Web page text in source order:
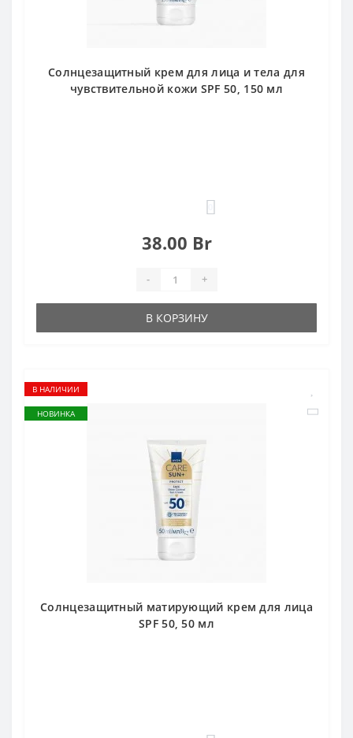
Солнцезащитный крем для лица и тела для
чувствительной кожи SPF 50, 150 мл
38.00 Br
- +
В КОРЗИНУ
В НАЛИЧИИ
НОВИНКА
Солнцезащитный матирующий крем для лица
SPF 50, 50 мл